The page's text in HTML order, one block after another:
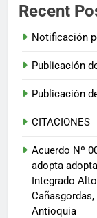
Recent
Notificación
Publicación
Publicación
CITACIONES
Acuerdo Nº
adopta
Integrado
Antioquia